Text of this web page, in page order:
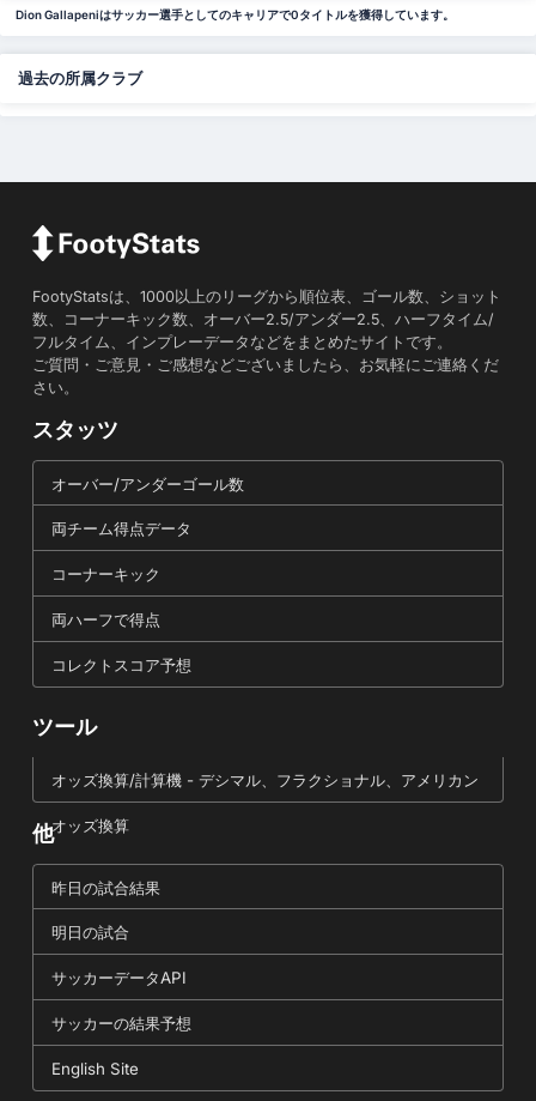
Dion Gallapeniはサッカー選手としてのキャリアで0タイトルを獲得しています。
過去の所属クラブ
FootyStatsは、1000以上のリーグから順位表、ゴール数、ショット
数、コーナーキック数、オーバー2.5/アンダー2.5、ハーフタイム/
フルタイム、インプレーデータなどをまとめたサイトです。
ご質問・ご意見・ご感想などございましたら、お気軽にご連絡くだ
さい。
スタッツ
オーバー/アンダーゴール数
両チーム得点データ
コーナーキック
両ハーフで得点
コレクトスコア予想
ツール
オッズ換算/計算機 - デシマル、フラクショナル、アメリカン
オッズ換算
他
昨日の試合結果
明日の試合
サッカーデータAPI
サッカーの結果予想
English Site